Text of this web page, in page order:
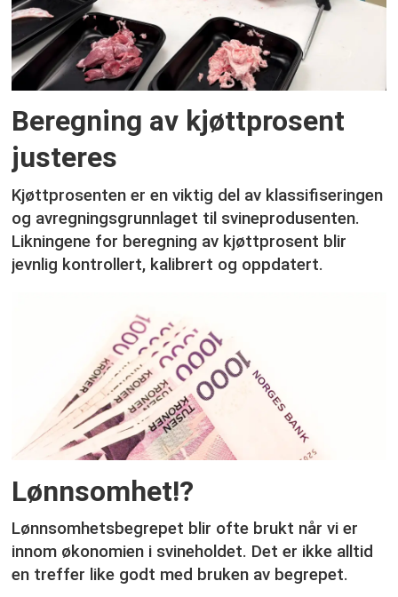
Beregning av kjøttprosent
justeres
Kjøttprosenten er en viktig del av klassifiseringen
og avregningsgrunnlaget til svineprodusenten.
Likningene for beregning av kjøttprosent blir
jevnlig kontrollert, kalibrert og oppdatert.
Lønnsomhet!?
Lønnsomhetsbegrepet blir ofte brukt når vi er
innom økonomien i svineholdet. Det er ikke alltid
en treffer like godt med bruken av begrepet.